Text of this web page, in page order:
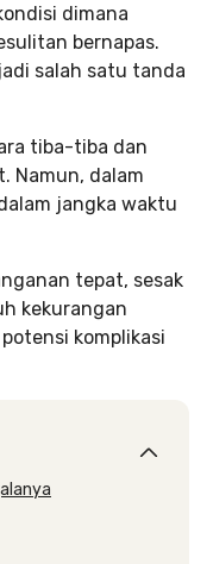
dimana
bernapas.
salah satu tanda
tiba-tiba dan
Namun, dalam
jangka waktu
tepat, sesak
kekurangan
komplikasi